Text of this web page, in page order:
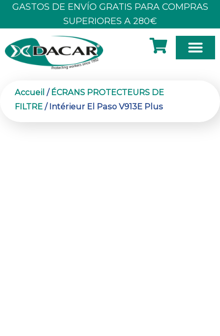
AllerGASTOS DE ENVÍO GRATIS PARA COMPRAS
SUPERIORES A 280€
Accueil /ÉCRANS PROTECTEURS DE
FILTRE / Intérieur El Paso V913E Plus